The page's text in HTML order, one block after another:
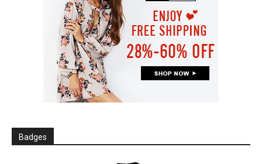
Badges